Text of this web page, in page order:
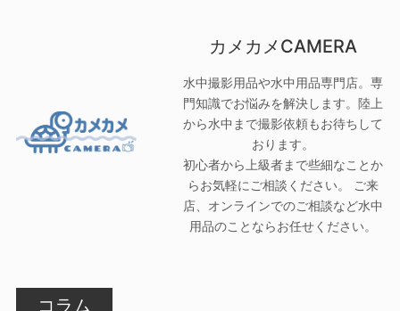
カメカメCAMERA
水中撮影用品や水中用品専門店。専
門知識でお悩みを解決します。陸上
から水中まで撮影依頼もお待ちして
おります。
初心者から上級者まで些細なことか
らお気軽にご相談ください。 ご来
店、オンラインでのご相談など水中
用品のことならお任せください。
コラム